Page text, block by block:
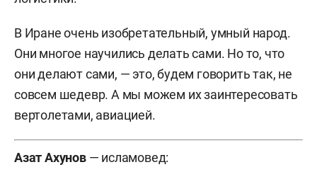
В Иране очень изобретательный, умный народ.
Они многое научились делать сами. Но то, что
они делают сами, — это, будем говорить так, не
совсем шедевр. А мы можем их заинтересовать
вертолетами, авиацией.
Азат Ахунов— исламовед: